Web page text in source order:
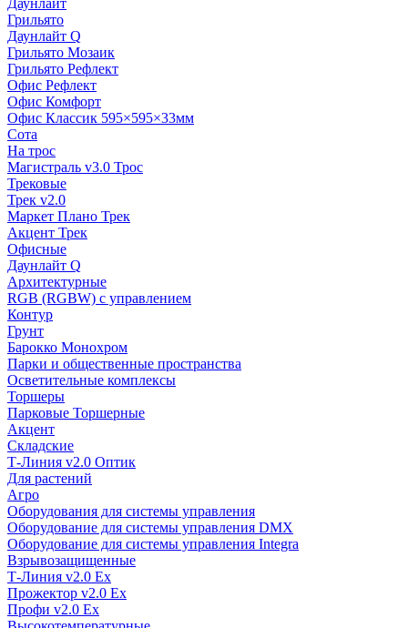
Даунлайт
Грильято
Даунлайт Q
Грильято Мозаик
Грильято Рефлект
Офис Рефлект
Офис Комфорт
Офис Классик 595×595×33мм
Сота
На трос
Магистраль v3.0 Трос
Трековые
Трек v2.0
Маркет Плано Трек
Акцент Трек
Офисные
Даунлайт Q
Архитектурные
RGB (RGBW) с управлением
Контур
Грунт
Барокко Монохром
Парки и общественные пространства
Осветительные комплексы
Торшеры
Парковые Торшерные
Акцент
Складские
Т-Линия v2.0 Оптик
Для растений
Агро
Оборудования для системы управления
Оборудование для системы управления DMX
Оборудование для системы управления Integra
Взрывозащищенные
Т-Линия v2.0 Ex
Прожектор v2.0 Ex
Профи v2.0 Ex